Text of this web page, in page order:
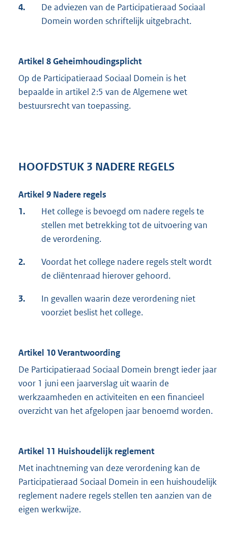
4.
De adviezen van de Participatieraad Sociaal
Domein worden schriftelijk uitgebracht.
Artikel 8 Geheimhoudingsplicht
Op de Participatieraad Sociaal Domein is het
bepaalde in artikel 2:5 van de Algemene wet
bestuursrecht van toepassing.
HOOFDSTUK 3 NADERE REGELS
Artikel 9 Nadere regels
1.
Het college is bevoegd om nadere regels te
stellen met betrekking tot de uitvoering van
de verordening.
2.
Voordat het college nadere regels stelt wordt
de cliëntenraad hierover gehoord.
3.
In gevallen waarin deze verordening niet
voorziet beslist het college.
Artikel 10 Verantwoording
De Participatieraad Sociaal Domein brengt ieder jaar
voor 1 juni een jaarverslag uit waarin de
werkzaamheden en activiteiten en een financieel
overzicht van het afgelopen jaar benoemd worden.
Artikel 11 Huishoudelijk reglement
Met inachtneming van deze verordening kan de
Participatieraad Sociaal Domein in een huishoudelijk
reglement nadere regels stellen ten aanzien van de
eigen werkwijze.